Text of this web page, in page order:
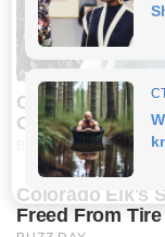
Co-stars Who
Other
BUZZDAY
Colorado Elk's
Freed From Tire